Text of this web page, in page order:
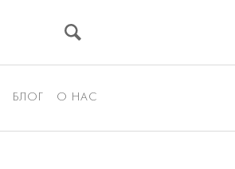
БЛОГ О НАС